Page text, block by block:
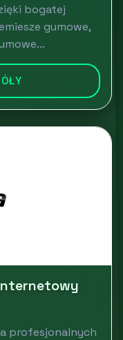
bogatej
gumowe,
profesjonalnych